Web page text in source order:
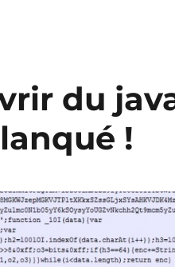
du
!